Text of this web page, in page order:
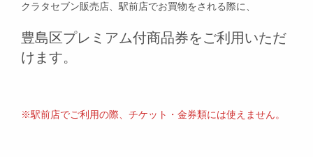
クラタセブン販売店、駅前店でお買物をされる際に、
豊島区プレミアム付商品券をご利用いただ
けます。
※駅前店でご利用の際、チケット・金券類には使えません。